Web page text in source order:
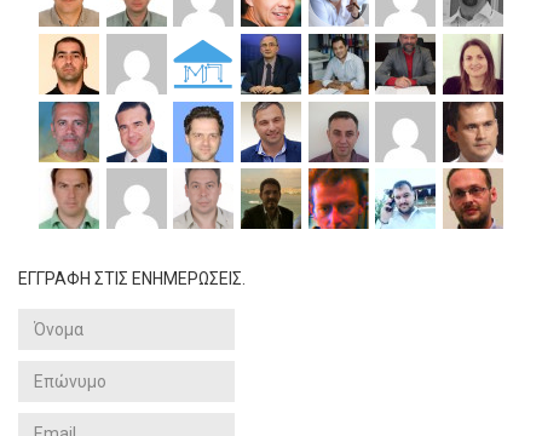
ΕΓΓΡΑΦΗ ΣΤΙΣ ΕΝΗΜΕΡΩΣΕΙΣ.